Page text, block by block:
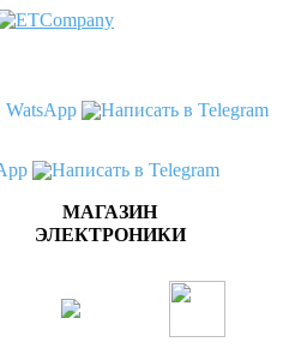
МАГАЗИН
ЭЛЕКТРОНИКИ